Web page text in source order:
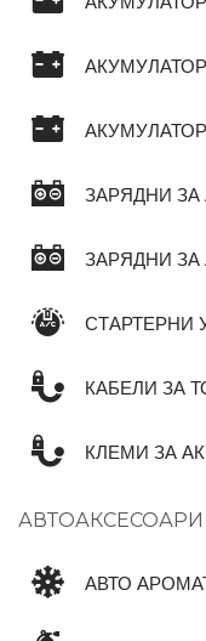
ЗАРЯДНИ ЗА
ЗАРЯДНИ ЗА
СТАРТЕРНИ
КАБЕЛИ ЗА
КЛЕМИ ЗА
АВТОАКСЕСОАРИ
АВТО